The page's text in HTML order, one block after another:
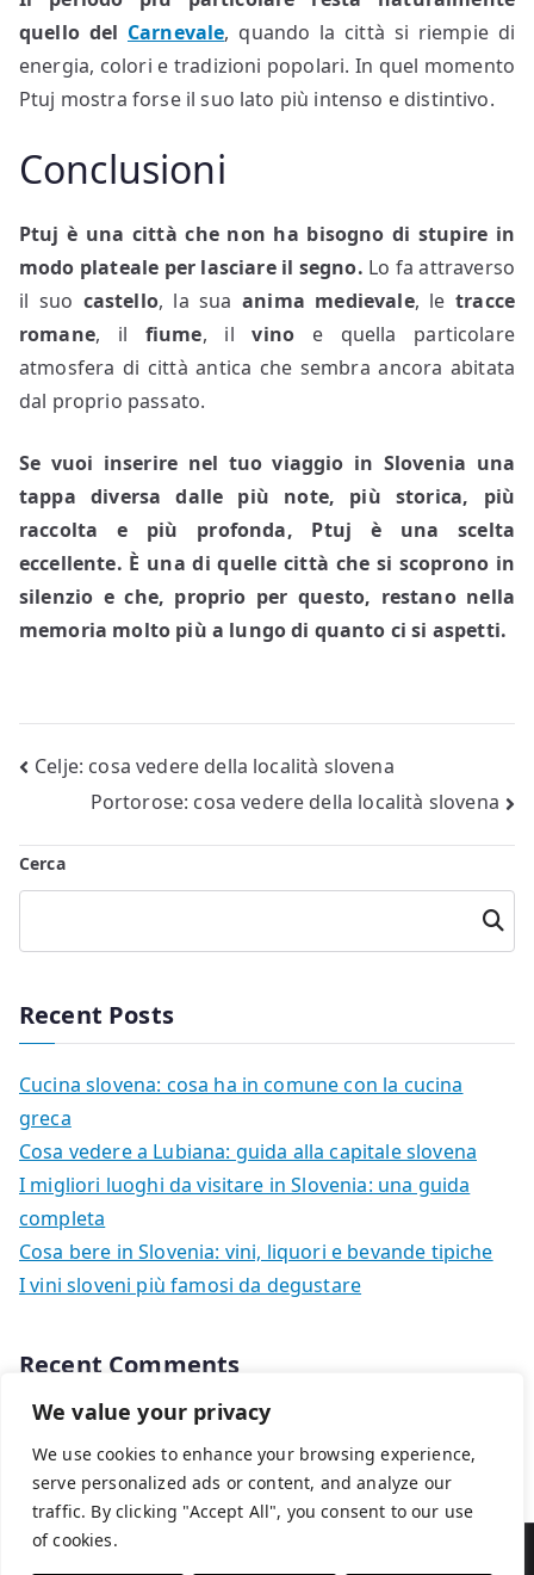
We value your privacy
We use cookies to enhance your browsing experience,
serve personalized ads or content, and analyze our
traffic. By clicking "Accept All", you consent to our use
of cookies.
quello del Carnevale, quando la città si riempie di
energia, colori e tradizioni popolari. In quel momento
Ptuj mostra forse il suo lato più intenso e distintivo.
Conclusioni
Ptuj è una città che non ha bisogno di stupire in
modo plateale per lasciare il segno. Lo fa attraverso
il suo castello, la suaanima medievale, letracce
romane, il fiume, ilvino e quella particolare
atmosfera di città antica che sembra ancora abitata
dal proprio passato.
Se vuoi inserire nel tuo viaggio in Slovenia una
tappa diversa dalle più note, più storica, più
raccolta e più profonda, Ptuj è una scelta
eccellente. È una di quelle città che si scoprono in
silenzio e che, proprio per questo, restano nella
memoria molto più a lungo di quanto ci si aspetti.
Navigazione
articoli
Celje: cosa vedere della località slovena
Portorose: cosa vedere della località slovena
Cerca
Cerca
Recent Posts
Cucina slovena: cosa ha in comune con la cucina
greca
Cosa vedere a Lubiana: guida alla capitale slovena
I migliori luoghi da visitare in Slovenia: una guida
completa
Cosa bere in Slovenia: vini, liquori e bevande tipiche
I vini sloveni più famosi da degustare
Recent Comments
Copyright © 2026